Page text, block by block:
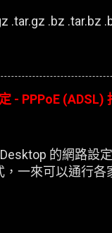
.tar.gz .bz .tar.bz
- PPPoE (ADSL)
的網路設
，一來可以通行